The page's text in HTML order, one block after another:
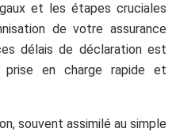
et les étapes cruciales
de votre assurance
délais de déclaration est
prise en charge rapide et
souvent assimilé au simple